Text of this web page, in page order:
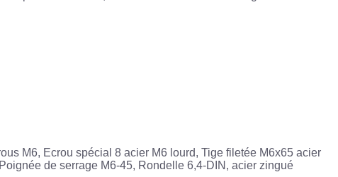
M6, Ecrou spécial 8 acier M6 lourd, Tige filetée M6x65 acier
de serrage M6-45, Rondelle 6,4-DIN, acier zingué